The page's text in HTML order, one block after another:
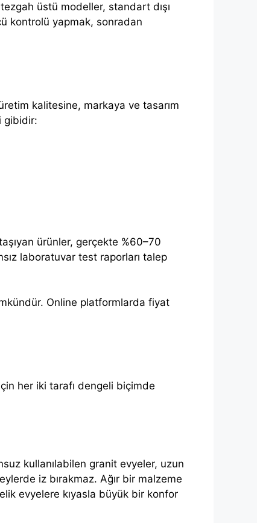
üstü modeller, standart dışı
kontrolü yapmak, sonradan
kalitesine, markaya ve tasarım
gibidir:
ürünler, gerçekte %60–70
laboratuvar test raporları talep
Online platformlarda fiyat
her iki tarafı dengeli biçimde
kullanılabilen granit evyeler, uzun
iz bırakmaz. Ağır bir malzeme
evyelere kıyasla büyük bir konfor